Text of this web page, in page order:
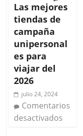
Las mejores
tiendas de
campaña
unipersonal
es para
viajar del
2026
julio 24, 2024
Comentarios
desactivados